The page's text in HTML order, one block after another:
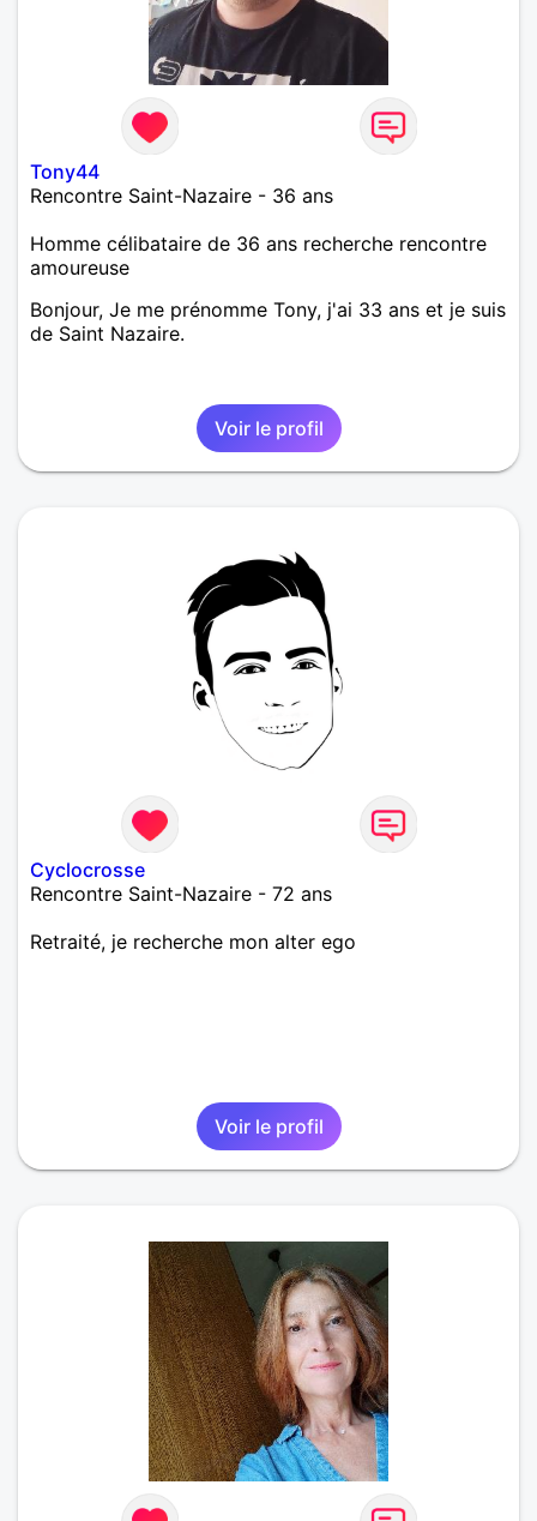
Tony44
Rencontre Saint-Nazaire - 36 ans
Homme célibataire de 36 ans recherche rencontre
amoureuse
Bonjour, Je me prénomme Tony, j'ai 33 ans et je suis
de Saint Nazaire.
Voir le profil
Cyclocrosse
Rencontre Saint-Nazaire - 72 ans
Retraité, je recherche mon alter ego
Voir le profil